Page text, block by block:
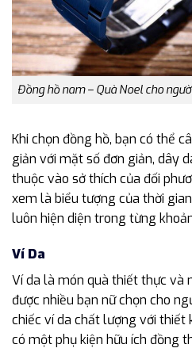
Đồng hồ nam – Quà Noel cho
Khi chọn đồng hồ, bạn có thể
giản với mặt số đơn giản, dây
thuộc vào sở thích của đối
xem là biểu tượng của thời
luôn hiện diện trong từng
Ví Da
Ví da là món quà thiết thực và
được nhiều bạn nữ chọn cho
chiếc ví da chất lượng với thiết
có một phụ kiện hữu ích đồng